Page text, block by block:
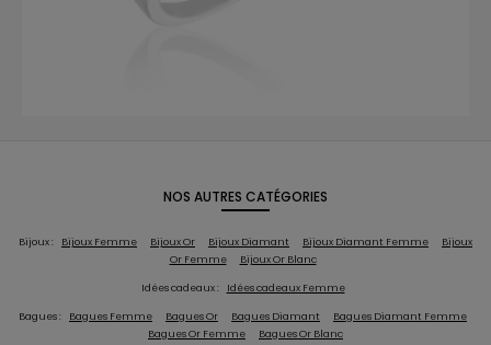
NOS AUTRES CATÉGORIES
Bijoux : Bijoux Femme Bijoux Or Bijoux Diamant Bijoux Diamant Femme
Bijoux
Or Femme
Bijoux Or Blanc
Idées cadeaux : Idées cadeaux Femme
Bagues : Bagues Femme Bagues Or Bagues Diamant
Bagues Diamant Femme
Bagues Or Femme
Bagues Or Blanc